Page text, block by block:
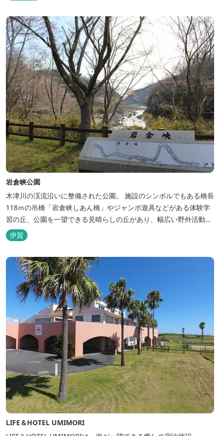
岩倉峡公園
木津川の渓流沿いに整備された公園。 施設のシンボルでもある橋長
118ｍの吊橋「岩倉峡しあん橋」やジャンボ遊具などがある体験学
習の丘、公園を一望できる見晴らしの丘があり、幅広い野外活動に
利用できるキャンプ場も併設されています。 川沿いには島ヶ原温泉
やぶっちゃに至る「川辺の道」があり、旧岩倉水力発電所跡の水路
遺構を見ることができたり、春は桜、秋は紅葉の名所として楽しめ
る憩いの場となっています。
伊賀
LIFE＆HOTEL UMIMORI